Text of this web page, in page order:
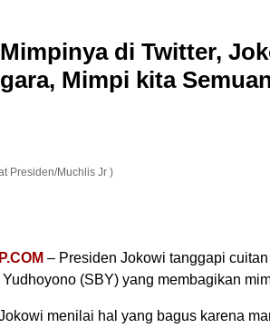
di Twitter,
Mimpi kita
Presiden/Muchlis Jr )
– Presiden Jokowi tanggapi
(SBY) yang membagikan
menilai hal yang bagus karena